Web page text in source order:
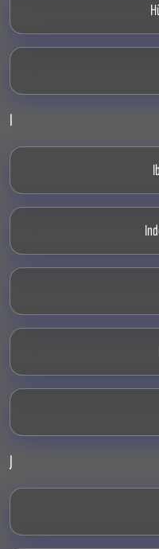
I
J